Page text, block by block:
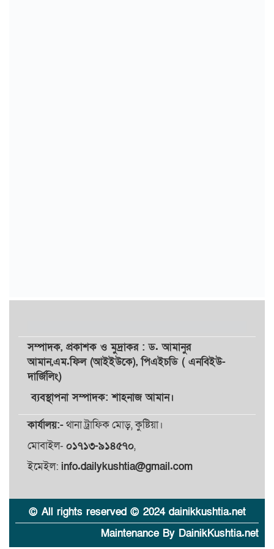
সম্পাদক, প্রকাশকওমুদ্রাকর: ড. আমানুর
আমান,এম.ফিল (আইইউকে), পিএইচডি ( এনবিইউ-
দার্জিলিং)
ব্যবস্থাপনা সম্পাদক: শাহনাজ আমান।
কার্যালয়:-থানা ট্রাফিক মোড়, কুষ্টিয়া।
মোবাইল- ০১৭১৩-৯১৪৫৭০,
ইমেইল: info.dailykushtia@gmail.com
© All rights reserved © 2024 dainikkushtia.net
Maintenance By DainikKushtia.net